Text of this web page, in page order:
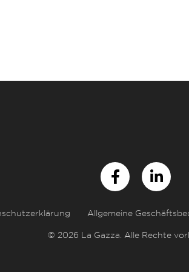
Allgemeine
© 2026 La Gazza. Alle Rechte